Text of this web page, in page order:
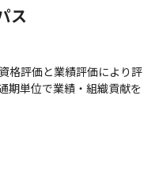
ス
格評価と業績評価により評
期単位で業績・組織貢献を